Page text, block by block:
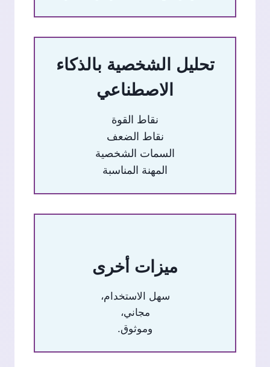
تحليل الشخصية بالذكاء
الاصطناعي
نقاط القوة
نقاط الضعف
السمات الشخصية
المهنة المناسبة
ميزات أخرى
سهل الاستخدام،
مجاني،
وموثوق.